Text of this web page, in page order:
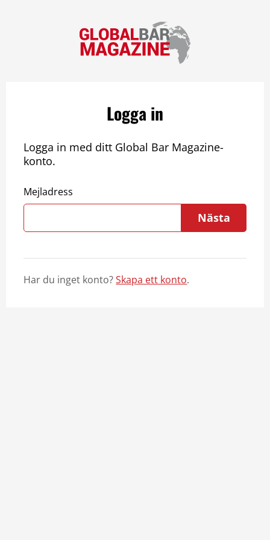
Logga in
Logga in med ditt Global Bar Magazine-
konto.
Mejladress
Nästa
Har du inget konto?Skapa ett konto.